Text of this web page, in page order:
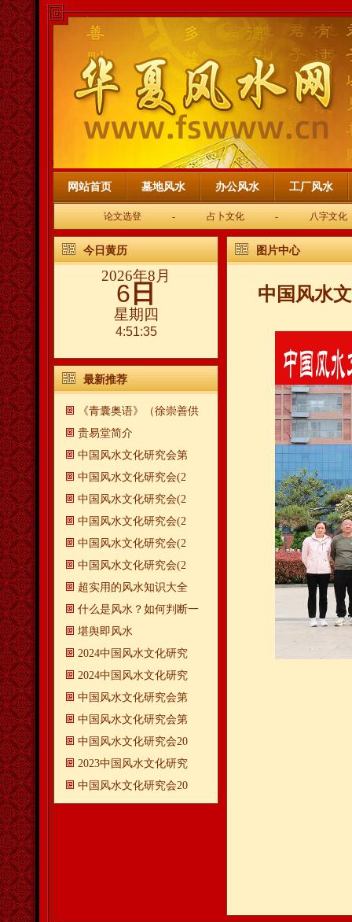
网站首页 墓地风水 办公风水 工厂风水
论文选登 - 占卜文化 - 八字文化
今日黄历
2026年8月
6 日
星期四
4:51:35
最新推荐
《青囊奥语》（徐崇善供
贵易堂简介
中国风水文化研究会第
中国风水文化研究会(2
中国风水文化研究会(2
中国风水文化研究会(2
中国风水文化研究会(2
中国风水文化研究会(2
超实用的风水知识大全
什么是风水？如何判断一
​堪舆即风水
2024中国风水文化研究
2024中国风水文化研究
中国风水文化研究会第
中国风水文化研究会第
中国风水文化研究会20
2023中国风水文化研究
中国风水文化研究会20
图片中心
中国风水